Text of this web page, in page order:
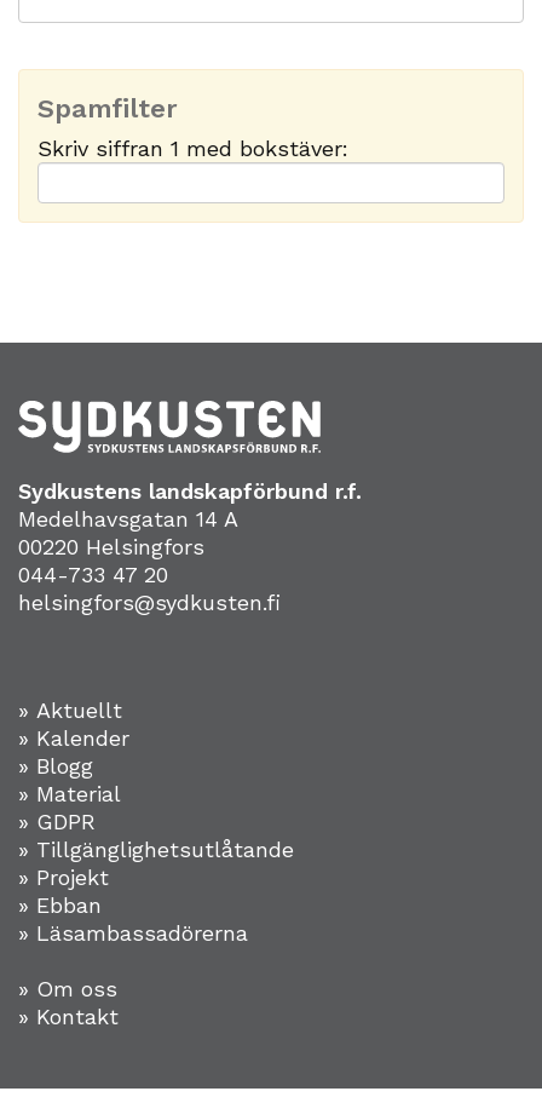
Spamfilter
Skriv siffran 1 med bokstäver:
Sydkustens landskapförbund r.f.
Medelhavsgatan 14 A
00220 Helsingfors
044-733 47 20
helsingfors@sydkusten.fi
» Aktuellt
» Kalender
» Blogg
» Material
» GDPR
» Tillgänglighetsutlåtande
» Projekt
» Ebban
» Läsambassadörerna
» Om oss
» Kontakt